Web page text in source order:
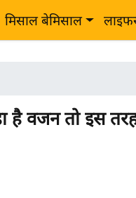
मिसाल बेमिसाल
है वजन तो इस